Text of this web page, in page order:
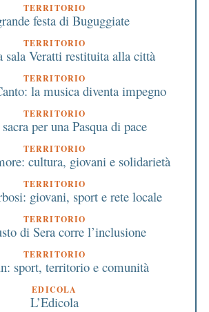
TERRITORIO
festa di Buguggiate
TERRITORIO
sala Veratti restituita alla città
TERRITORIO
la musica diventa impegno
TERRITORIO
per una Pasqua di pace
TERRITORIO
cultura, giovani e solidarietà
TERRITORIO
giovani, sport e rete locale
TERRITORIO
di Sera corre l’inclusione
TERRITORIO
sport, territorio e comunità
EDICOLA
L’Edicola